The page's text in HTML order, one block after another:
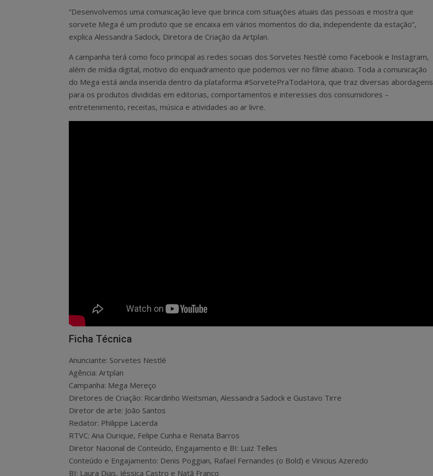
“Desenvolvemos uma comunicação leve que brinca com situações atuais das pessoas e mostra que
sorvete Mega é um produto que se encaixa em vários momentos do dia, independente da estação”,
explica Alessandra Sadock, Diretora de Criação da Artplan.
A campanha terá como foco principal as redes sociais dos Sorvetes Nestlé como Facebook e Instagram,
além de mídia digital, motivo do enquadramento que podemos ver no filme abaixo. Toda a comunicação
do Mega está ainda inserida dentro da plataforma #SorvetePraTodaHora, que traz diversas abordagens
para os produtos divididas em editorias, comportamentos e interesses dos consumidores –
entretenimento, receitas, música e atividades ao ar livre.
Ficha Técnica
Anunciante: Sorvetes Nestlé
Agência: Artplan
Campanha: Mega Mereço
Diretores de Criação: Ricardinho Weitsman, Alessandra Sadock e Gustavo Tirre
Diretor de arte: João Santos
Redator: Philippe Lacerda
RTVC: Ana Ourique, Felipe Cunha e Renata Barros
Diretor Nacional de Conteúdo, Engajamento e BI: Luiz Telles
Conteúdo e Engajamento: Denis Poggian, Rafael Fernandes (o Bold) e Vinicius Azeredo
BI: Laura Dias, Jéssica Castro e Natã Franco